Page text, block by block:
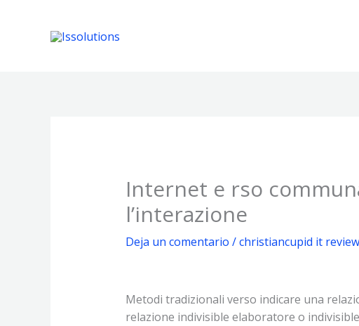
contenido
Internet e rso
l’interazione
Deja un comentario /christiancupid it review
Metodi tradizionali verso indicare una
relazione indivisible elaboratore o